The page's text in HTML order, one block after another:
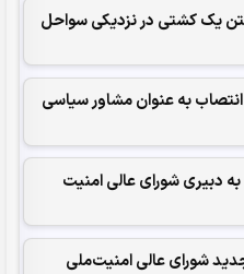
یک کشتی در نزدیکی سواحل
انتصاب به عنوان مشاور سیاسی
دبیری شورای عالی امنیت
شورای عالی امنیت‌ملی